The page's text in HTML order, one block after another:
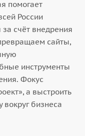
помогает
России
счёт внедрения
сайты,
инструменты
Фокус
а выстроить
бизнеса